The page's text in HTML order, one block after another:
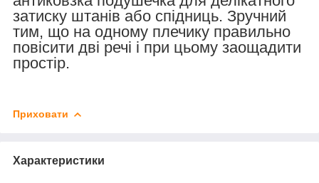
затиску штанів або спідниць. Зручний
тим, що на одному плечику правильно
повісити дві речі і при цьому заощадити
простір.
Приховати
Характеристики